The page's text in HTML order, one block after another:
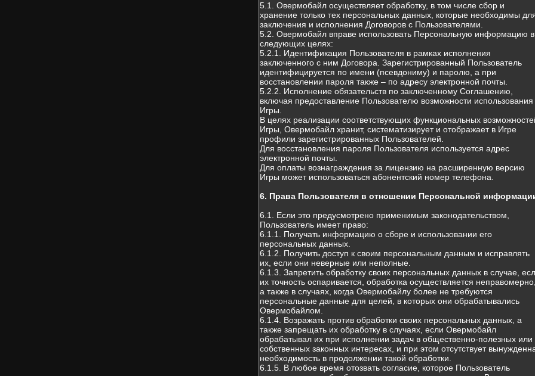
5.1. Овермобайл осуществляет обработку, в том числе сбор и
хранение только тех персональных данных, которые необходимы
заключения и исполнения Договоров с Пользователями.
5.2. Овермобайл вправе использовать Персональную информацию в
следующих целях:
5.2.1. Идентификация Пользователя в рамках исполнения
заключенного с ним Договора. Зарегистрированный Пользователь
идентифицируется по имени (псевдониму) и паролю, а при
восстановлении пароля также – по адресу электронной почты.
5.2.2. Исполнение обязательств по заключенному Соглашению,
включая предоставление Пользователю возможности использования
Игры.
В целях реализации соответствующих функциональных
Игры, Овермобайл хранит, систематизирует и отображает в Игре
профили зарегистрированных Пользователей.
Для восстановления пароля Пользователя используется адрес
электронной почты.
Для оплаты вознаграждения за лицензию на расширенную версию
Игры может использоваться абонентский номер телефона.
6. Права Пользователя в отношении Персональной
6.1. Если это предусмотрено применимым законодательством,
Пользователь имеет право:
6.1.1. Получать информацию о сборе и использовании его
персональных данных.
6.1.2. Получить доступ к своим персональным данным и исправлять
их, если они неверные или неполные.
6.1.3. Запретить обработку своих персональных данных в случае,
их точность оспаривается, обработка осуществляется неправомерно,
а также в случаях, когда Овермобайлу более не требуются
персональные данные для целей, в которых они обрабатывались
Овермобайлом.
6.1.4. Возражать против обработки своих персональных данных, а
также запрещать их обработку в случаях, если Овермобайл
обрабатывал их при исполнении задач в общественно-полезных или
собственных законных интересах, и при этом отсутствует
необходимость в продолжении такой обработки.
6.1.5. В любое время отозвать согласие, которое Пользователь